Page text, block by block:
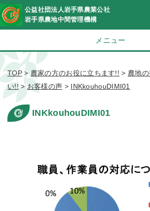
公益社団法人岩手県農業公社
岩手県農地中間管理機構
メニュー
TOP>農家の方のお役に立ちます!! > 農地
い!!> お客様の声 > INKkouhouDIMI01
INKkouhouDIMI01